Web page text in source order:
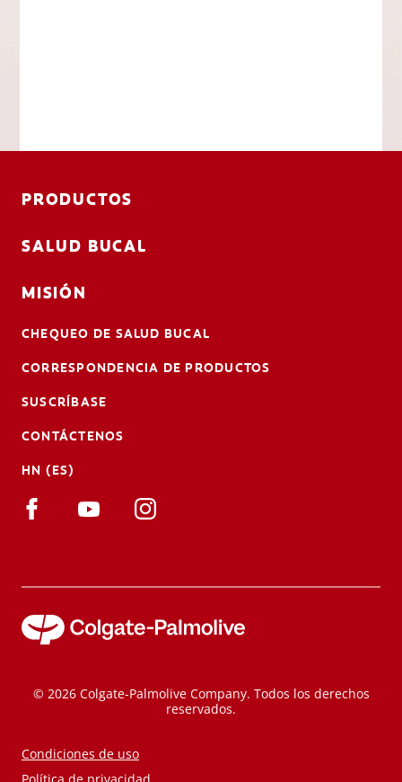
PRODUCTOS
SALUD BUCAL
MISIÓN
CHEQUEO DE SALUD BUCAL
CORRESPONDENCIA DE PRODUCTOS
SUSCRÍBASE
CONTÁCTENOS
HN (ES)
© 2026 Colgate-Palmolive Company. Todos los derechos
reservados.
Condiciones de uso